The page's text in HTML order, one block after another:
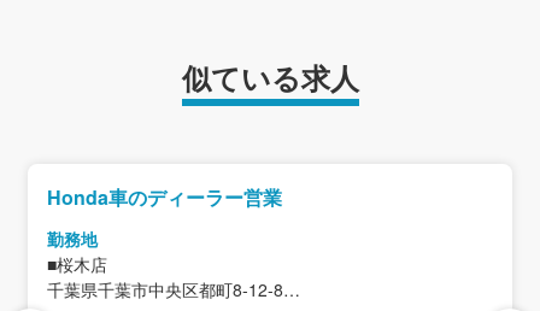
似ている求人
Honda車のディーラー営業
勤務地
■桜木店
千葉県千葉市中央区都町8-12-8